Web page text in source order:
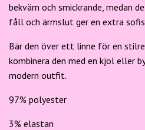
bekväm och smickrande, medan
fåll och ärmslut ger en extra
Bär den över ett linne för en
kombinera den med en kjol eller
modern outfit.
97% polyester
3% elastan